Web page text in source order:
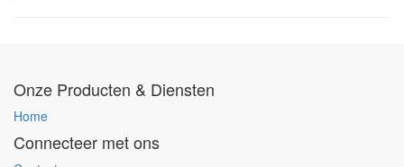
Onze Producten & Diensten
Home
Connecteer met ons